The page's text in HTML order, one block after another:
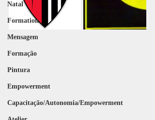
Natal
Formation
Mensagem
Formação
Pintura
Empowerment
Capacitação/Autonomia/Empowerment